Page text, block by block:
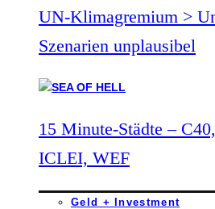
UN-Klimagremium >
Szenarien unplausibel
15 Minute-Städte –
ICLEI, WEF
Geld + Investment